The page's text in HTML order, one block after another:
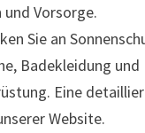
Vorsorge.
Sie an
Badekleidung und
Eine
Website.